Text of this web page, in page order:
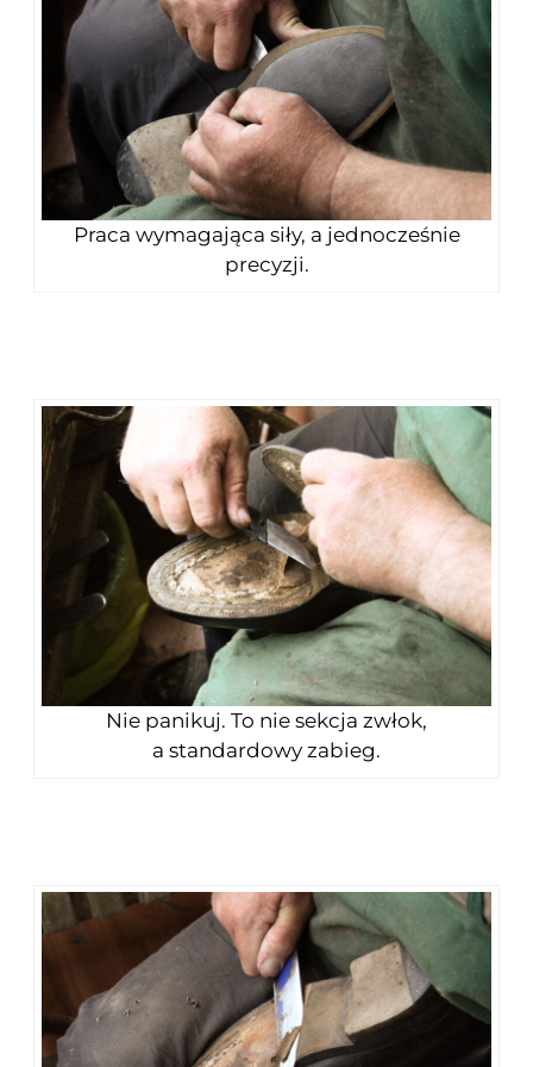
Praca wymagająca siły, a jednocześnie
precyzji.
Nie panikuj. To nie sekcja zwłok,
a standardowy zabieg.